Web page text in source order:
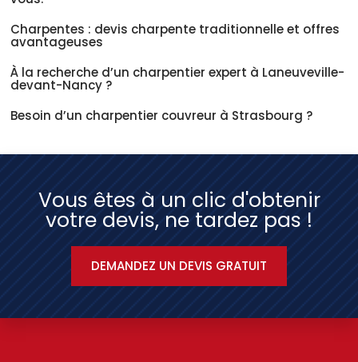
Charpentes : devis charpente traditionnelle et offres
avantageuses
À la recherche d’un charpentier expert à Laneuveville-
devant-Nancy ?
Besoin d’un charpentier couvreur à Strasbourg ?
Vous êtes à un clic d'obtenir
votre devis, ne tardez pas !
DEMANDEZ UN DEVIS GRATUIT